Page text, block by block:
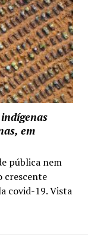
em
pública nem
crescente
covid-19. Vista